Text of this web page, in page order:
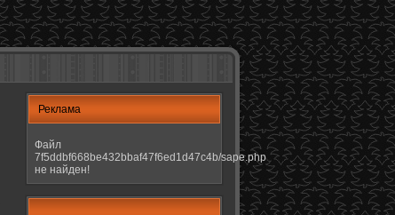
Реклама
Файл
7f5ddbf668be432bbaf47f6ed1d47c4b/sape.php
не найден!